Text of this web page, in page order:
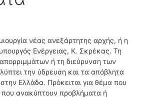
νέας ανεξάρτητης αρχής, ή η
Ενέργειας, Κ. Σκρέκας. Τη
ή τη διεύρυνση των
την ύδρευση και τα απόβλητα
Ελλάδα. Πρόκειται για θέμα που
ανακύπτουν προβλήματα ή